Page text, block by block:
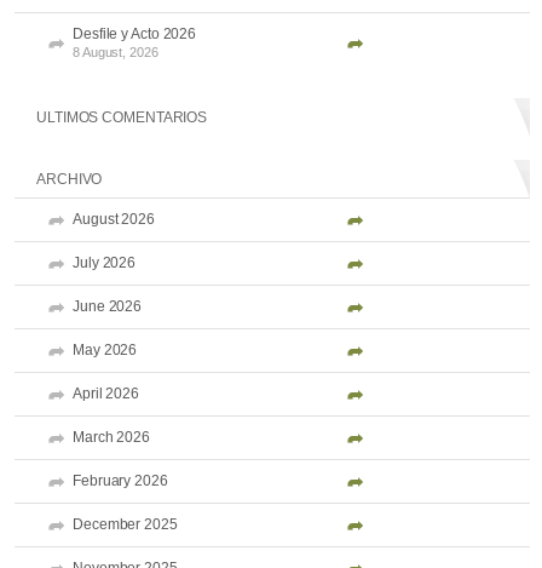
Desfile y Acto 2026
8 August, 2026
ULTIMOS COMENTARIOS
ARCHIVO
August 2026
July 2026
June 2026
May 2026
April 2026
March 2026
February 2026
December 2025